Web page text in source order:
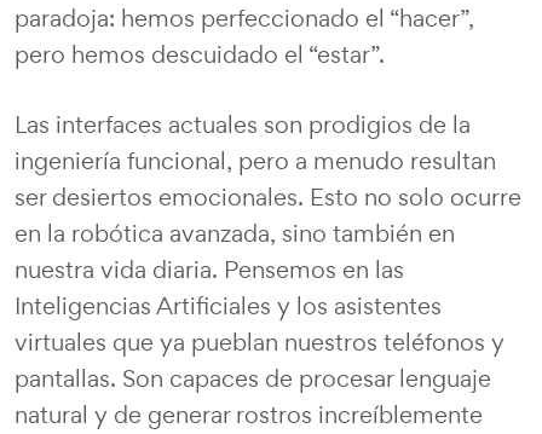
paradoja: hemos perfeccionado el “hacer”,
pero hemos descuidado el “estar”.
Las interfaces actuales son prodigios de la
ingeniería funcional, pero a menudo resultan
ser desiertos emocionales. Esto no solo ocurre
en la robótica avanzada, sino también en
nuestra vida diaria. Pensemos en las
Inteligencias Artificiales y los asistentes
virtuales que ya pueblan nuestros teléfonos y
pantallas. Son capaces de procesar lenguaje
natural y de generar rostros increíblemente